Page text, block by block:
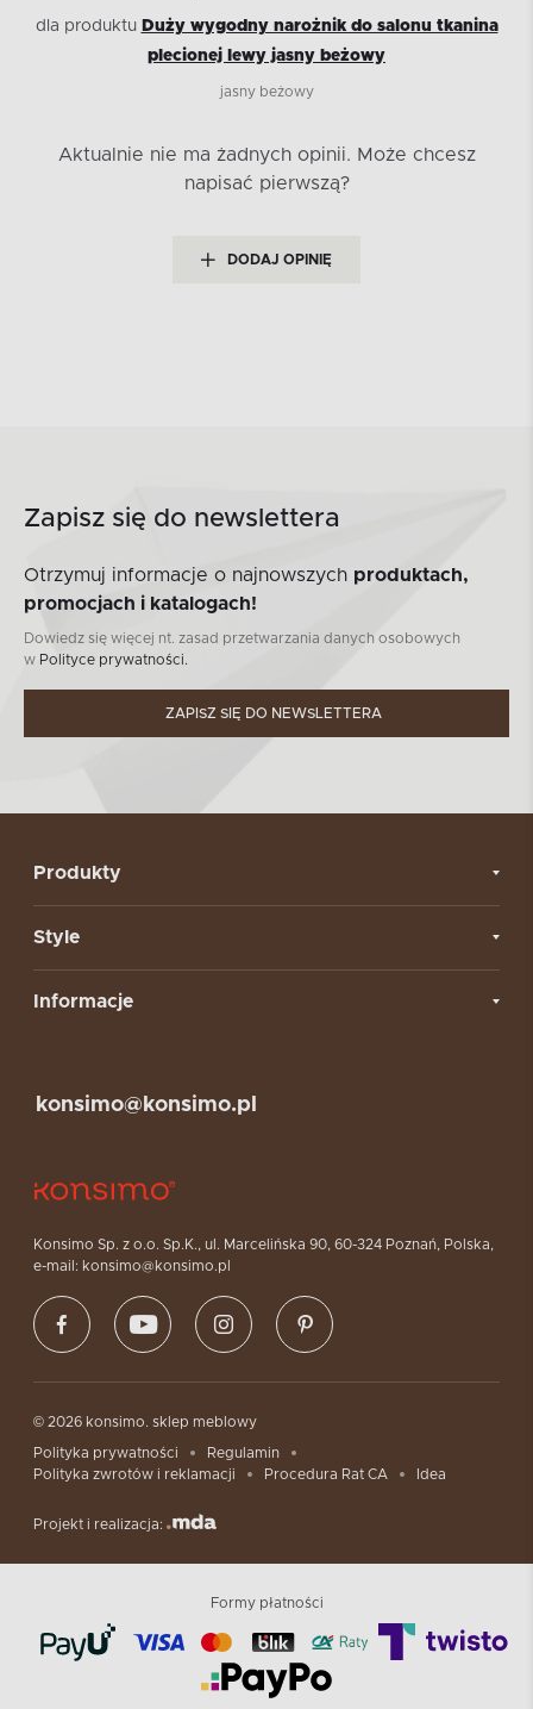
dla produktu Duży wygodny narożnik do salonu tkanina
plecionej lewy jasny beżowy
jasny beżowy
Aktualnie nie ma żadnych opinii. Może chcesz
napisać pierwszą?
DODAJ OPINIĘ
Zapisz się do newslettera
Otrzymuj informacje o najnowszych produktach,
promocjach i katalogach!
Dowiedz się więcej nt. zasad przetwarzania danych osobowych
w Polityce prywatności.
ZAPISZ SIĘ DO NEWSLETTERA
Produkty
Style
Informacje
Konsimo Sp. z o.o. Sp.K., ul. Marcelińska 90, 60-324 Poznań, Polska,
e-mail: konsimo@konsimo.pl
konsimo@konsimo.pl
© 2026 konsimo. sklep meblowy
Polityka prywatności
Regulamin
Polityka zwrotów i reklamacji
Procedura Rat CA Idea
Projekt i realizacja:
Formy płatności